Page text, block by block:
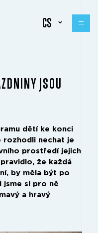
CS
JSOU
dětí ke konci
rozhodli nechat je
prostředí jejich
že každá
by měla být po
jsme si pro ně
a hravý